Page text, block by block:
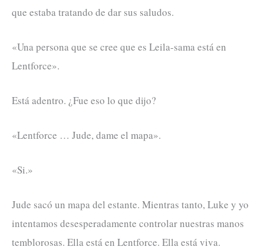
que estaba tratando de dar sus saludos.
«Una persona que se cree que es Leila-sama está en
Lentforce».
Está adentro. ¿Fue eso lo que dijo?
«Lentforce … Jude, dame el mapa».
«Si.»
Jude sacó un mapa del estante. Mientras tanto, Luke y yo
intentamos desesperadamente controlar nuestras manos
temblorosas. Ella está en Lentforce. Ella está viva.